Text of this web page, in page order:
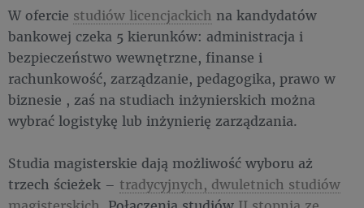
W ofercie studiów licencjackich na kandydatów
bankowej czeka 5 kierunków: administracja i
bezpieczeństwo wewnętrzne, finanse i
rachunkowość, zarządzanie, pedagogika, prawo w
biznesie , zaś na studiach inżynierskich można
wybrać logistykę lub inżynierię zarządzania.
Studia magisterskie dają możliwość wyboru aż
trzech ścieżek – tradycyjnych, dwuletnich studiów